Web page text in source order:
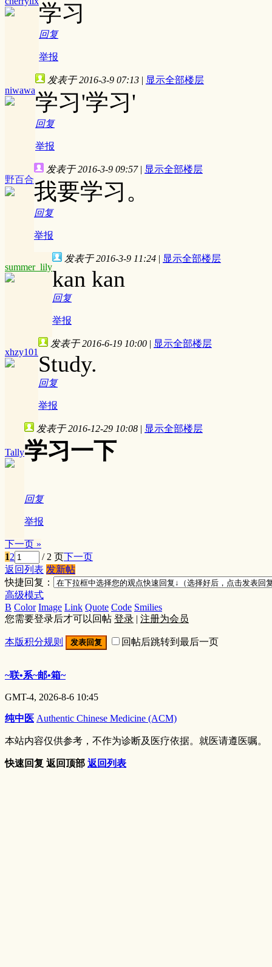
学习
回复
举报
niwawa
发表于 2016-3-9 07:13 | 显示全部楼层
学习'学习'
回复
举报
野百合
发表于 2016-3-9 09:57 | 显示全部楼层
我要学习。
回复
举报
summer_lily
发表于 2016-3-9 11:24 | 显示全部楼层
kan kan
回复
举报
xhzy101
发表于 2016-6-19 10:00 | 显示全部楼层
Study.
回复
举报
Tally
发表于 2016-12-29 10:08 | 显示全部楼层
学习一下
回复
举报
下一页 »
12 / 2 页下一页
返回列表 发新帖
快捷回复：
高级模式
B Color Image Link Quote Code Smilies
您需要登录后才可以回帖 登录 | 注册为会员
本版积分规则 发表回复 回帖后跳转到最后一页
~联•系~邮•箱~
GMT-4, 2026-8-6 10:45
纯中医 Authentic Chinese Medicine (ACM)
本站内容仅供参考，不作为诊断及医疗依据。就医请遵医嘱。
快速回复 返回顶部 返回列表